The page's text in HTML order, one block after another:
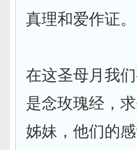
真理和爱作证。
在这圣母月我
是念玫瑰经，
姊妹，他们的